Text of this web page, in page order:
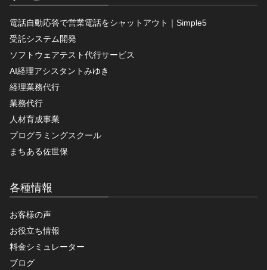
電話自動応答で営業電話をシャットアウト｜Simple5
受託システム開発
ソフトウェアテスト代行サービス
AI経理アシスタントみゆき
経理業務代行
業務代行
人材育成事業
プログラミングスクール
まちある佐世保
各種情報
お客様の声
お役立ち情報
料金シミュレーター
ブログ